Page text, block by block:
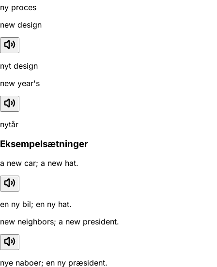
ny proces
new design
nyt design
new year's
nytår
Eksempelsætninger
a new car; a new hat.
en ny bil; en ny hat.
new neighbors; a new president.
nye naboer; en ny præsident.